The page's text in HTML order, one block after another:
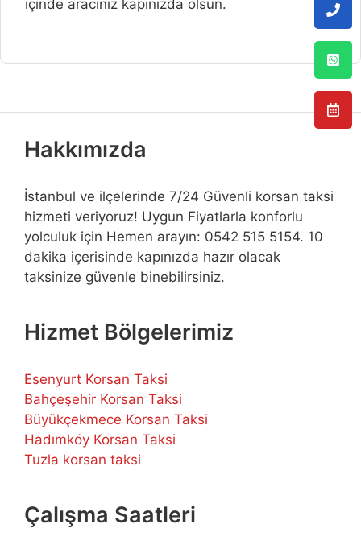
içinde aracınız kapınızda olsun.
Hakkımızda
İstanbul ve ilçelerinde 7/24 Güvenli korsan taksi
hizmeti veriyoruz! Uygun Fiyatlarla konforlu
yolculuk için Hemen arayın: 0542 515 5154. 10
dakika içerisinde kapınızda hazır olacak
taksinize güvenle binebilirsiniz.
Hizmet Bölgelerimiz
Esenyurt Korsan Taksi
Bahçeşehir Korsan Taksi
Büyükçekmece Korsan Taksi
Hadımköy Korsan Taksi
Tuzla korsan taksi
Çalışma Saatleri